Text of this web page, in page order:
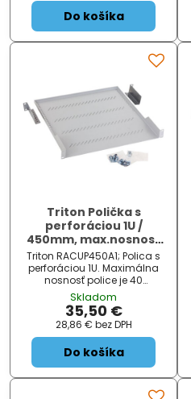
Do košíka
Triton Polička s
perforáciou 1U /
450mm, max.nosnost
40kg, šedá
Triton RACUP450A1; Polica s
perforáciou 1U. Maximálna
nosnosť police je 40
kg. Súčasťou balenia je 8 x
skrutka (M6 x 10), 8 x plastová
podložka, 8 x plávajúce
matice (M6), 4 x skrutka (M5 x
12) a 2 x zadný ...
Skladom
35,50 €
28,86 € bez DPH
Do košíka